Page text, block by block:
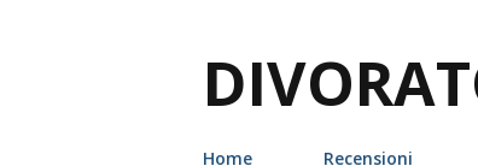
Home Recensioni